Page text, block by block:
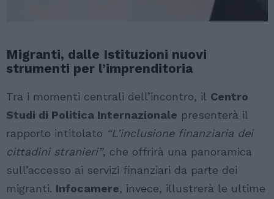
Migranti, dalle Istituzioni nuovi
strumenti per l’imprenditoria
Tra i momenti centrali dell’incontro, il Centro
Studi di Politica Internazionale presenterà il
rapporto intitolato “L’inclusione finanziaria dei
cittadini stranieri”, che offrirà una panoramica
sull’accesso ai servizi finanziari da parte dei
migranti. Infocamere, invece, illustrerà le ultime